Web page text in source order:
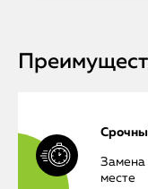
Замена
месте